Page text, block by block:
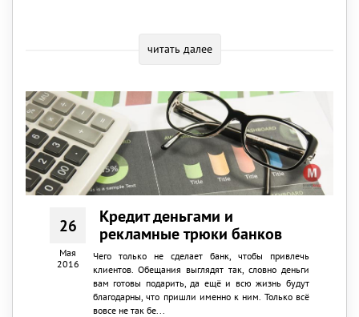
читать далее
26
Мая
2016
Кредит деньгами и
рекламные трюки банков
Чего только не сделает банк, чтобы привлечь
клиентов. Обещания выглядят так, словно деньги
вам готовы подарить, да ещё и всю жизнь будут
благодарны, что пришли именно к ним. Только всё
вовсе не так бе...